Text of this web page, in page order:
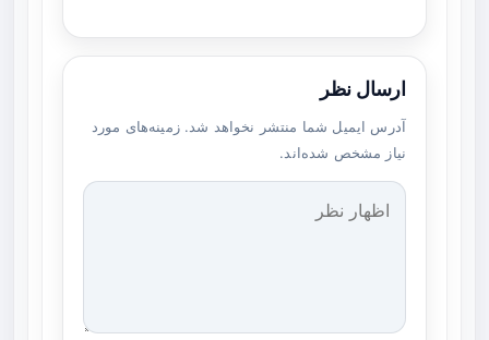
ارسال نظر
آدرس ایمیل شما منتشر نخواهد شد. زمینه‌های مورد
نیاز مشخص شده‌اند.